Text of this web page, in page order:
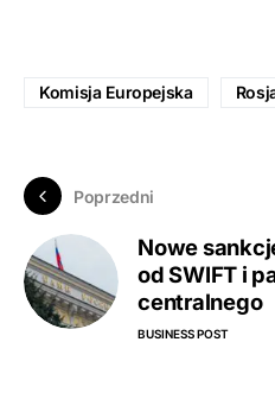
Komisja Europejska
Poprzedni
Nowe
od SWIFT i
centralnego
BUSINESS POST